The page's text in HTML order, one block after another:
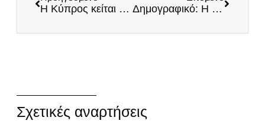
Η Κύπρος κείται μακράν για την κυβέρνηση της ΝΔ Δημογραφικό: Η Ελλάδα πεθαίνει, το πολιτικό σύστημα αδιαφορεί, οι ΕΛΛΗΝΕΣ προτείνουν!
Σχετικές αναρτήσεις